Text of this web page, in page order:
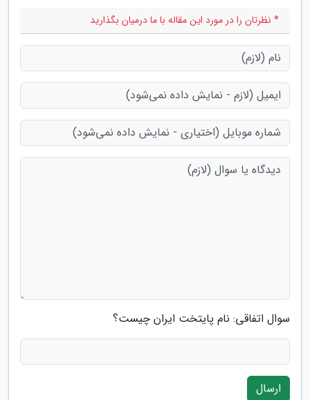
* نظرتان را در مورد این مقاله با ما درمیان بگذارید
سوال اتفاقی: نام پایتخت ایران چیست؟
ارسال